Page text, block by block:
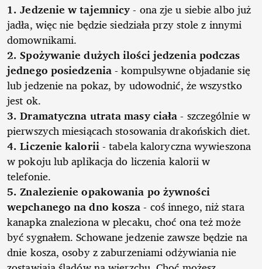
1. Jedzenie w tajemnicy- ona zje u siebie albo już
jadła, więc nie będzie siedziała przy stole z innymi
domownikami.
2. Spożywanie dużych ilości jedzenia podczas
jednego posiedzenia- kompulsywne objadanie się
lub jedzenie na pokaz, by udowodnić, że wszystko
jest ok.
3. Dramatyczna utrata masy ciała- szczególnie w
pierwszych miesiącach stosowania drakońskich diet.
4. Liczenie kalorii- tabela kaloryczna wywieszona
w pokoju lub aplikacja do liczenia kalorii w
telefonie.
5. Znalezienie opakowania po żywności
wepchanego na dno kosza- coś innego, niż stara
kanapka znaleziona w plecaku, choć ona też może
być sygnałem. Schowane jedzenie zawsze będzie na
dnie kosza, osoby z zaburzeniami odżywiania nie